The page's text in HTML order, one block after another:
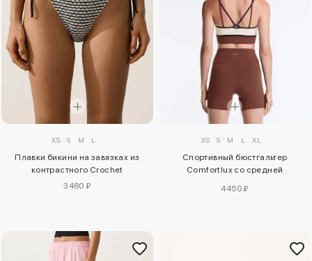
XS S M L
Плавки бикини на завязках из
контрастного Crochet
3480 ₽
XS S M L XL
Спортивный бюстгальтер
Comfortlux со средней
4450 ₽